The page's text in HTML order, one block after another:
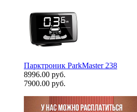
Парктроник ParkMaster 238
8996.00 руб.
7900.00 руб.